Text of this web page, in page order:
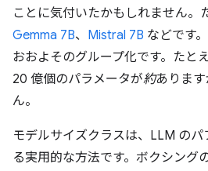
ことに気付いたかもしれません。
Gemma 7B、 Mistral 7B などです
おおよそのグループ化です。たと
20 億個のパラメータが約ありま
ん。
モデルサイズクラスは、LLM の
る実用的な方法です。ボクシング